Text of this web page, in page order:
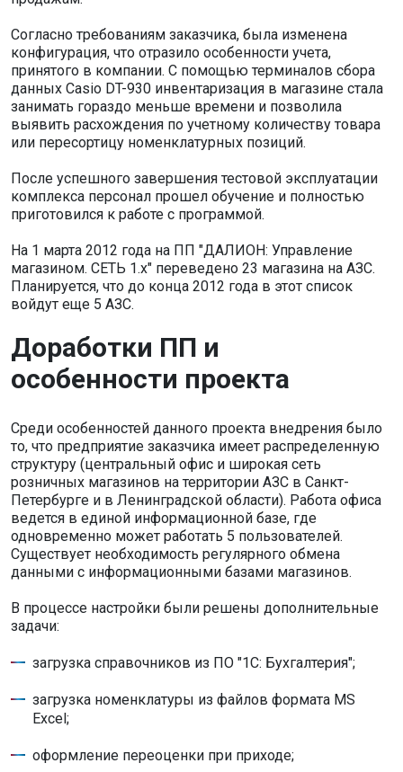
Согласно требованиям заказчика, была изменена
конфигурация, что отразило особенности учета,
принятого в компании. С помощью терминалов сбора
данных Casio DT-930 инвентаризация в магазине стала
занимать гораздо меньше времени и позволила
выявить расхождения по учетному количеству товара
или пересортицу номенклатурных позиций.
После успешного завершения тестовой эксплуатации
комплекса персонал прошел обучение и полностью
приготовился к работе с программой.
На 1 марта 2012 года на ПП "ДАЛИОН: Управление
магазином. СЕТЬ 1.х" переведено 23 магазина на АЗС.
Планируется, что до конца 2012 года в этот список
войдут еще 5 АЗС.
Доработки ПП и
особенности проекта
Среди особенностей данного проекта внедрения было
то, что предприятие заказчика имеет распределенную
структуру (центральный офис и широкая сеть
розничных магазинов на территории АЗС в Санкт-
Петербурге и в Ленинградской области). Работа офиса
ведется в единой информационной базе, где
одновременно может работать 5 пользователей.
Существует необходимость регулярного обмена
данными с информационными базами магазинов.
В процессе настройки были решены дополнительные
задачи:
загрузка справочников из ПО "1С: Бухгалтерия";
загрузка номенклатуры из файлов формата MS
Excel;
оформление переоценки при приходе;